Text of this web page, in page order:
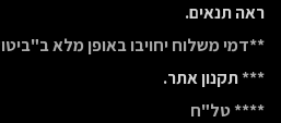
ראה תנאים.
**דמי משלוח יחויבו באופן מלא
***תקנון אתר.
**** טל"ח